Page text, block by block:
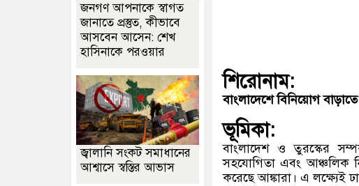
শিরোনাম:
বাংলাদেশে বিনিয়োগ
ভূমিকা:
বাংলাদেশ ও তুরস্কের
সহযোগিতা এবং আঞ্চলিক
করেছে আঙ্কারা। এ লক্ষ্যেই
জনগণ আপনাকে স্বাগত
জানাতে প্রস্তুত, কীভাবে
আসবেন আসেন: শেখ
হাসিনাকে পরওয়ার
জ্বালানি সংকট সমাধানের
আশ্বাসে স্বস্তির আভাস